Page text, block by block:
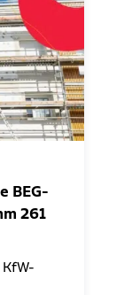
BEG-
261